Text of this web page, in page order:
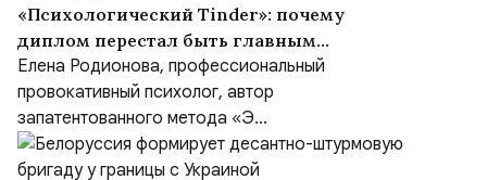
«Психологический Tinder»: почему
диплом перестал быть главным
критерием при выборе психолога
Елена Родионова, профессиональный
провокативный психолог, автор
запатентованного метода «Э...